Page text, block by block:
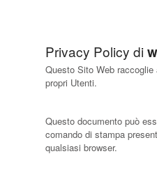
Privacy Policy di
Questo Sito Web
propri Utenti.
Questo documento può
comando di stampa
qualsiasi browser.